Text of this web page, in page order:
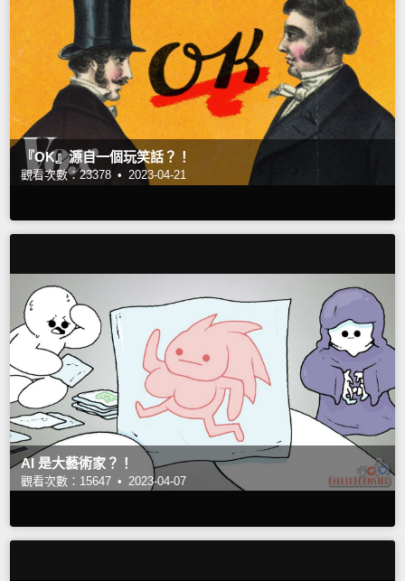
『OK』源自一個玩笑話？！
觀看次數：23378 • 2023-04-21
AI 是大藝術家？！
觀看次數：15647 • 2023-04-07